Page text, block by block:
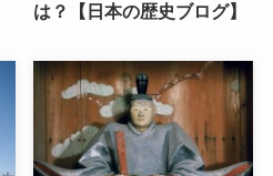
は？【日本の歴史ブログ】